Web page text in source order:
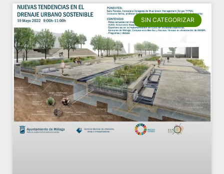
SIN CATEGORIZAR